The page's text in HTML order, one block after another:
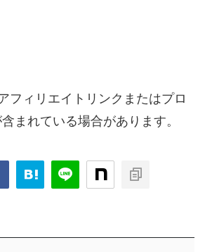
フィリエイトリンクまたはプロ
まれている場合があります。